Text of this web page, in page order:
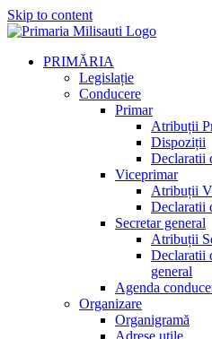
Skip to content
PRIMĂRIA
Legislație
Conducere
Primar
Atribuții
Dispoziții
Declaratii
Viceprimar
Atribuții
Declaratii
Secretar general
Atribuții
Declaratii
general
Agenda
Organizare
Organigramă
Adrese utile